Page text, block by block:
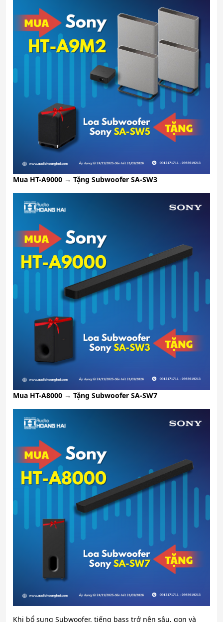
Mua HT-A9000 → Tặng Subwoofer SA-SW3
Mua HT-A8000 → Tặng Subwoofer SA-SW7
Khi bổ sung Subwoofer, tiếng bass trở nên sâu, gọn và